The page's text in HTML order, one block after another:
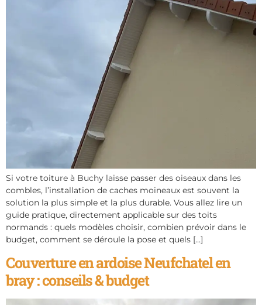
Si votre toiture à Buchy laisse passer des oiseaux dans les
combles, l’installation de caches moineaux est souvent la
solution la plus simple et la plus durable. Vous allez lire un
guide pratique, directement applicable sur des toits
normands : quels modèles choisir, combien prévoir dans le
budget, comment se déroule la pose et quels […]
Couverture en ardoise Neufchatel en
bray : conseils & budget